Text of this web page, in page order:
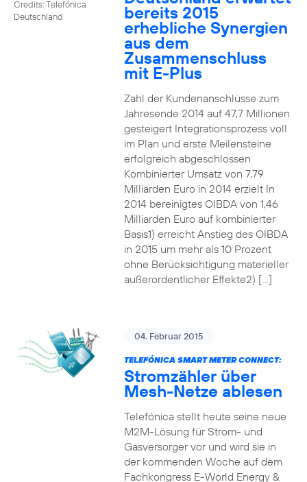
Credits: Telefónica
Deutschland
bereits 2015
erhebliche Synergien
aus dem
Zusammenschluss
mit E-Plus
Zahl der Kundenanschlüsse zum
Jahresende 2014 auf 47,7 Millionen
gesteigert Integrationsprozess voll
im Plan und erste Meilensteine
erfolgreich abgeschlossen
Kombinierter Umsatz von 7,79
Milliarden Euro in 2014 erzielt In
2014 bereinigtes OIBDA von 1,46
Milliarden Euro auf kombinierter
Basis1) erreicht Anstieg des OIBDA
in 2015 um mehr als 10 Prozent
ohne Berücksichtigung materieller
außerordentlicher Effekte2) […]
04. Februar 2015
TELEFÓNICA SMART METER CONNECT:
Stromzähler über
Mesh-Netze ablesen
Telefónica stellt heute seine neue
M2M-Lösung für Strom- und
Gasversorger vor und wird sie in
der kommenden Woche auf dem
Fachkongress E-World Energy &